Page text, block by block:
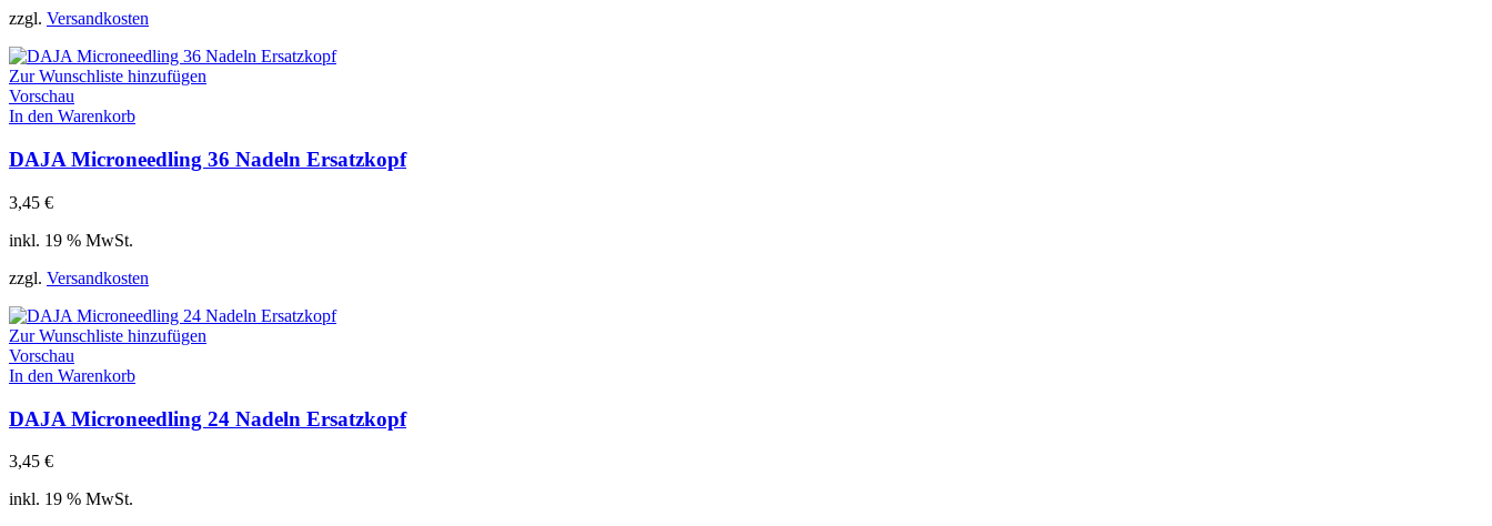
zzgl. Versandkosten
Zur Wunschliste hinzufügen
Vorschau
In den Warenkorb
DAJA Microneedling 36 Nadeln Ersatzkopf
3,45 €
inkl. 19 % MwSt.
zzgl. Versandkosten
Zur Wunschliste hinzufügen
Vorschau
In den Warenkorb
DAJA Microneedling 24 Nadeln Ersatzkopf
3,45 €
inkl. 19 % MwSt.